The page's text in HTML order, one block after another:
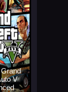
V